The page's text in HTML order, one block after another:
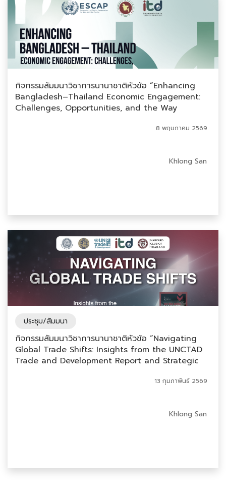
กิจกรรมสัมมนาวิชาการนานาชาติหัวข้อ “Enhancing
Bangladesh–Thailand Economic Engagement:
Challenges, Opportunities, and the Way
Khlong San
8 พฤษภาคม 2569
ประชุม/สัมมนา
กิจกรรมสัมมนาวิชาการนานาชาติหัวข้อ “Navigating
Global Trade Shifts: Insights from the UNCTAD
Trade and Development Report and Strategic
Khlong San
13 กุมภาพันธ์ 2569